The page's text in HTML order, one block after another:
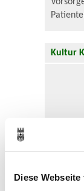
Diese
Kultur